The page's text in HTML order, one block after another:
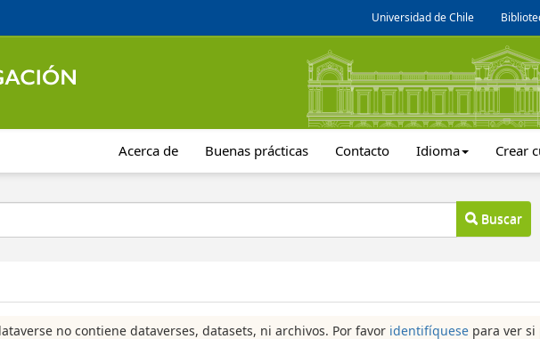
Universidad de Chile
Acerca de Buenas prácticas Contacto Idioma Crear
Buscar
no contiene dataverses, datasets, ni archivos. Por favor identifíquese para ver